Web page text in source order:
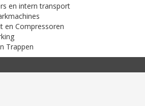
en intern transport
en Compressoren
Trappen